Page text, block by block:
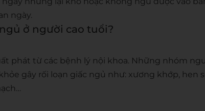
ngày.
ở người cao tuổi?
phát từ các bệnh lý nội khoa. Những nhóm
gây rối loạn giấc ngủ như: xương khớp, hen